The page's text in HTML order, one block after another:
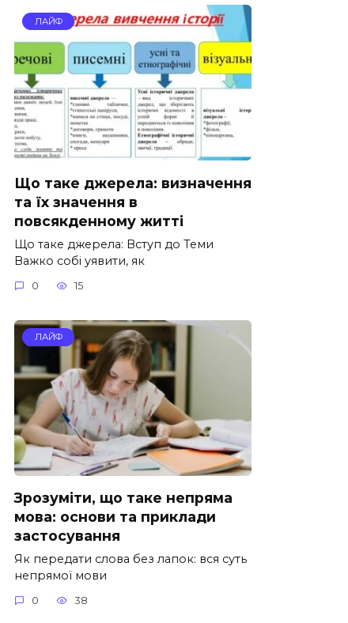
ЛАЙФ
Що таке джерела: визначення
та їх значення в
повсякденному житті
Що таке джерела: Вступ до Теми
Важко собі уявити, як
0 15
ЛАЙФ
Зрозуміти, що таке непряма
мова: основи та приклади
застосування
Як передати слова без лапок: вся суть
непрямої мови
0 38